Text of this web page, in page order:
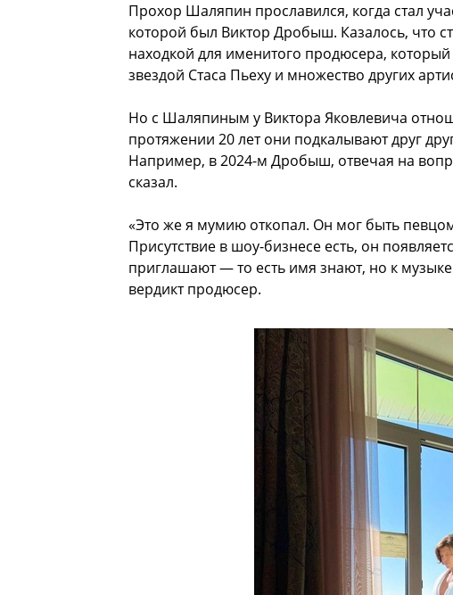
Прохор Шаляпин прославился, когда стал
которой был Виктор Дробыш. Казалось, что
находкой для именитого продюсера,
звездой Стаса Пьеху и множество других
Но с Шаляпиным у Виктора Яковлевича
протяжении 20 лет они подкалывают друг
Например, в 2024-м Дробыш, отвечая на
сказал.
«Это же я мумию откопал. Он мог быть
Присутствие в шоу-бизнесе есть, он
приглашают — то есть имя знают, но к
вердикт продюсер.